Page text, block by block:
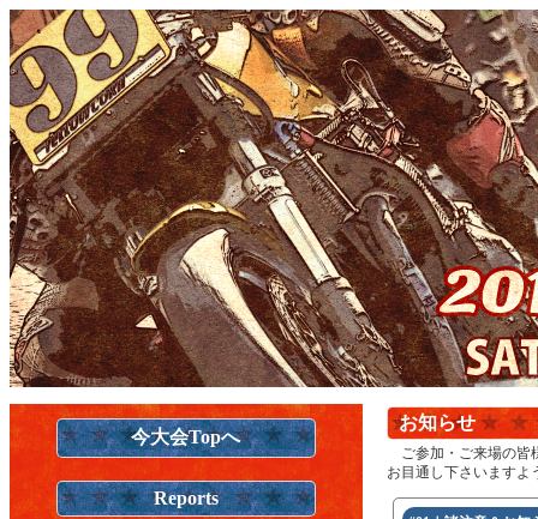
今大会Topへ
Reports
お知らせ
ご参加・ご来場の皆
お目通し下さいますよ